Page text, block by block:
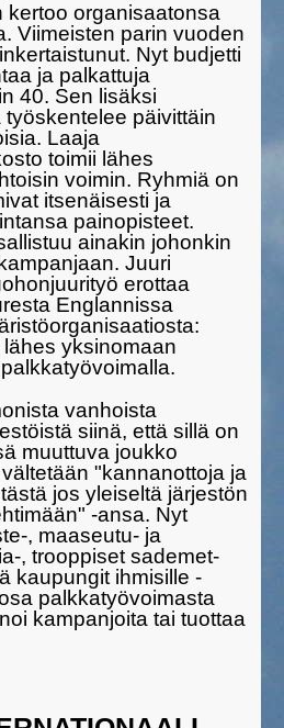
kertoo organisaatonsa
Viimeis­ten parin vuoden
Nyt budjetti
ja palkattuja
40. Sen lisäksi
päivittäin
Laaja
toimii lähes
voimin. Ryhmiä on
itsenäisesti ja
painopisteet.
ainakin johonkin
Juuri
erottaa
Englannissa
yksinomaan
vanhoista
siinä, että sillä on
muuttuva joukko
"kannanottoja ja
jos yleiseltä järjestön
-ansa. Nyt
, maaseu­tu- ja
, troop­piset sademet­
kaupungit ihmisille -
palkka­työ­voi­masta
kampanjoita tai tuottaa